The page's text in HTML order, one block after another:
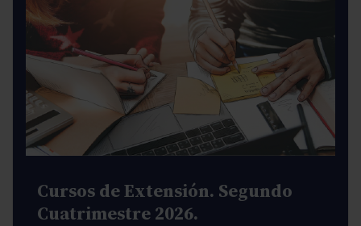
Cursos de Extensión. Segundo
Cuatrimestre 2026.